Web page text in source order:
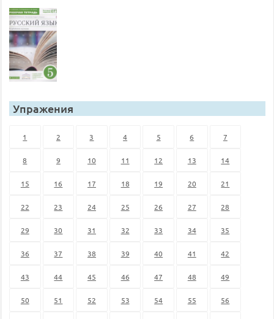
Упражения
1 2 3 4 5 6 7
8 9 10 11 12 13 14
15 16 17 18 19 20 21
22 23 24 25 26 27 28
29 30 31 32 33 34 35
36 37 38 39 40 41 42
43 44 45 46 47 48 49
50 51 52 53 54 55 56